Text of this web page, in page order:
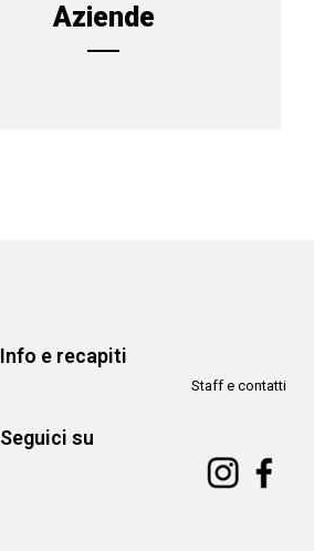
Aziende
Info e recapiti
Staff e contatti
Seguici su